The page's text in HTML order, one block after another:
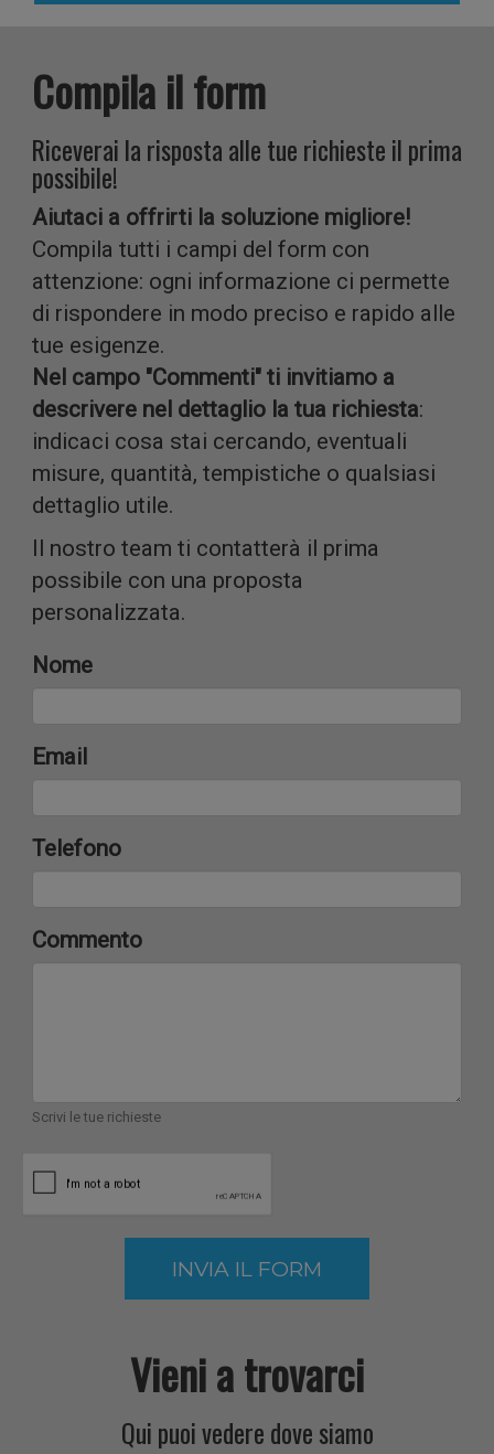
Compila il form
Riceverai la risposta alle tue richieste il prima
possibile!
Aiutaci a offrirti la soluzione migliore!
Compila tutti i campi del form con
attenzione: ogni informazione ci permette
di rispondere in modo preciso e rapido alle
tue esigenze.
Nel campo "Commenti" ti invitiamo a
descrivere nel dettaglio la tua richiesta:
indicaci cosa stai cercando, eventuali
misure, quantità, tempistiche o qualsiasi
dettaglio utile.
Il nostro team ti contatterà il prima
possibile con una proposta
personalizzata.
Nome
Email
Telefono
Commento
Scrivi le tue richieste
INVIA IL FORM
Vieni a trovarci
Qui puoi vedere dove siamo
il nostro
traffico.
inoltre
utilizzo
del